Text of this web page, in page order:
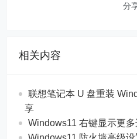
分
相关内容
联想笔记本 U 盘重装
享
Windows11 右键显示更